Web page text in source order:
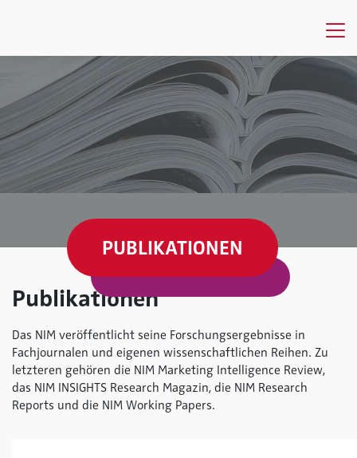
PUBLIKATIONEN
Publikationen
Das NIM veröffentlicht seine Forschungsergebnisse in
Fachjournalen und eigenen wissenschaftlichen Reihen. Zu
letzteren gehören die NIM Marketing Intelligence Review,
das NIM INSIGHTS Research Magazin, die NIM Research
Reports und die NIM Working Papers.